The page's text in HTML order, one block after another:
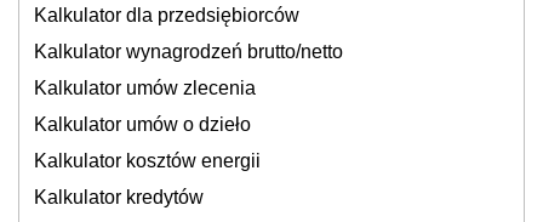
Kalkulator dla przedsiębiorców
Kalkulator wynagrodzeń brutto/netto
Kalkulator umów zlecenia
Kalkulator umów o dzieło
Kalkulator kosztów energii
Kalkulator kredytów